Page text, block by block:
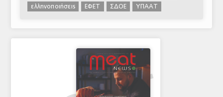
ελληνοποιήσεις
ΕΦΕΤ ΣΔΟΕ ΥΠΑΑΤ